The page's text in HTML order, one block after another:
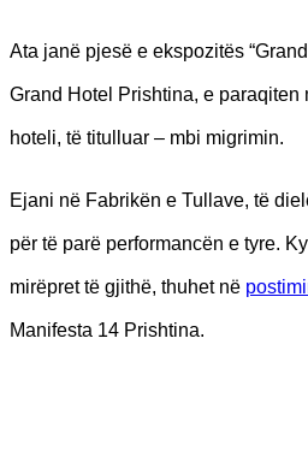
Ata janë pjesë e ekspozitës
Grand Hotel Prishtina, e paraqiten
hoteli, të titulluar – mbi migrimin.
Ejani në Fabrikën e Tullave, të
për të parë performancën e tyre.
mirëpret të gjithë, thuhet në
Manifesta 14 Prishtina.